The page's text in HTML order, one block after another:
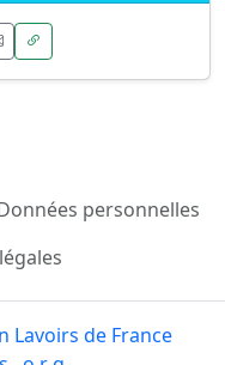
personnelles
Lavoirs de France